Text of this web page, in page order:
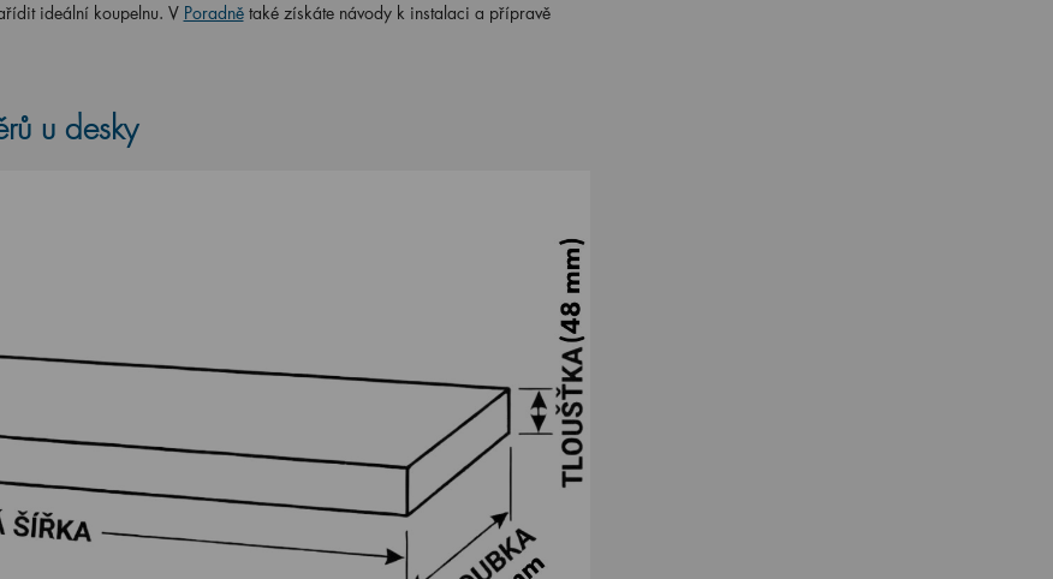
ideální koupelnu. V Poradnětaké získáte návody k instalaci a přípravě
u desky